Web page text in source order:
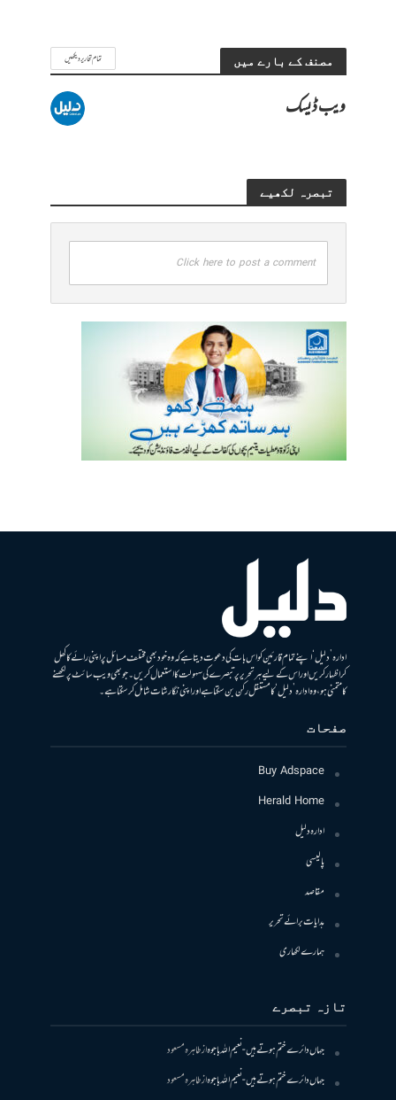
مصنف کے بارے میں تمام تحاریر دیکھیں
ویب ڈیسک
تبصرہ لکھیے
Click here to post a comment
ادارہ ’دلیل‘ اپنے تمام قارئین کو اس بات کی دعوت دیتا ہے کہ وہ خود بھی مختلف مسائل پر اپنی رائے کا کھل
کر اظہار کریں اور اس کے لیے ہر تحریر پر تبصرے کی سہولت کا استعمال کریں۔ جو بھی ویب سائٹ پر لکھنے
کا متمنی ہو، وہ ادارہ ’دلیل‘ کا مستقل رکن بن سکتا ہے اور اپنی نگارشات شامل کرسکتا ہے۔
صفحات
Buy Adspace
Herald Home
ادارہ دلیل
پالیسی
مقاصد
ہدایات برائے تحریر
ہمارے لکھاری
تازہ تبصرے
جہاں دائرے ختم ہوتے ہیں- نعیم اللہ باجوہازطاہرہ مسعود
جہاں دائرے ختم ہوتے ہیں- نعیم اللہ باجوہازطاہرہ مسعود